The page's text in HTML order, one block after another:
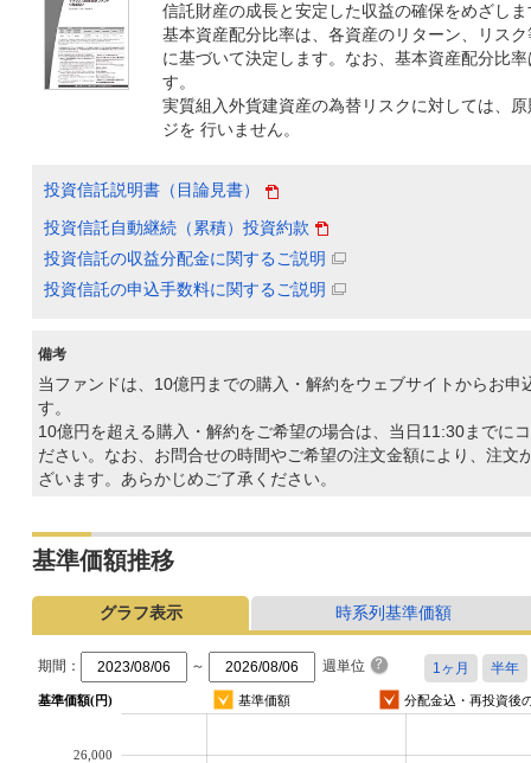
信託財産の成長と安定した収益の確保をめざしま
基本資産配分比率は、各資産のリターン、リス
に基づいて決定します。なお、基本資産配分比
す。
実質組入外貨建資産の為替リスクに対しては、
ジを 行いません。
投資信託説明書（目論見書）
投資信託自動継続（累積）投資約款
投資信託の収益分配金に関するご説明
投資信託の申込手数料に関するご説明
備考
当ファンドは、10億円までの購入・解約をウェブサイトからお申
す。
10億円を超える購入・解約をご希望の場合は、当日11:30までに
ださい。なお、お問合せの時間やご希望の注文金額により、注文
ざいます。あらかじめご了承ください。
基準価額推移
グラフ表示 時系列基準価額
期間： ～ 週単位
基準価額(円) 基準価額 分配金込・再投資後
26,000